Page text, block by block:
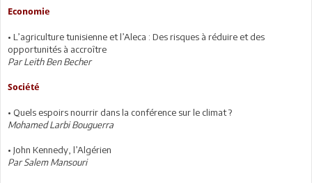
Economie
• L’agriculture tunisienne et l’Aleca : Des risques à réduire et des
opportunités à accroître
Par Leith Ben Becher
Société
• Quels espoirs nourrir dans la conférence sur le climat ?
Mohamed Larbi Bouguerra
• John Kennedy, l’Algérien
Par Salem Mansouri